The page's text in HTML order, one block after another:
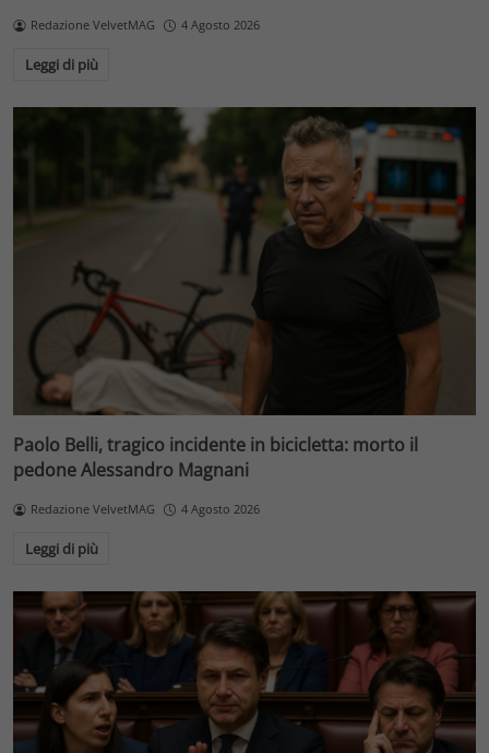
Redazione VelvetMAG 4 Agosto 2026
Leggi di più
Paolo Belli, tragico incidente in bicicletta: morto il
pedone Alessandro Magnani
Redazione VelvetMAG 4 Agosto 2026
Leggi di più